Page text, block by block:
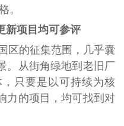
。
新项目均可参评
区的征集范围，几乎囊
。从街角绿地到老旧厂
只要是以可持续为核
力的项目，均可找到对